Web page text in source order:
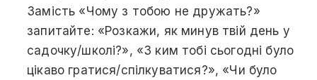
Замість «Чому з тобою не дружать?»
запитайте: «Розкажи, як минув твій день у
садочку/школі?», «З ким тобі сьогодні було
цікаво гратися/спілкуватися?», «Чи було